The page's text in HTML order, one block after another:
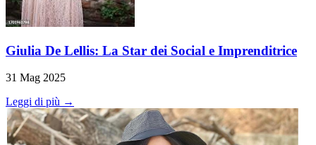
Giulia De Lellis: La Star dei Social e Imprenditrice
31 Mag 2025
Leggi di più →